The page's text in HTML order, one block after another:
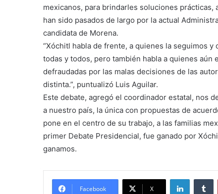
mexicanos, para brindarles soluciones
han sido pasados de largo por la actual
candidata de Morena.
“Xóchitl habla de frente, a quienes la seguimos
todas y todos, pero también habla a quienes
defraudadas por las malas decisiones de las
distinta.”, puntualizó Luis Aguilar.
Este debate, agregó el coordinador estatal, nos
a nuestro país, la única con propuestas de
pone en el centro de su trabajo, a las familias
primer Debate Presidencial, fue ganado por
ganamos.
Facebook X
LinkedIn